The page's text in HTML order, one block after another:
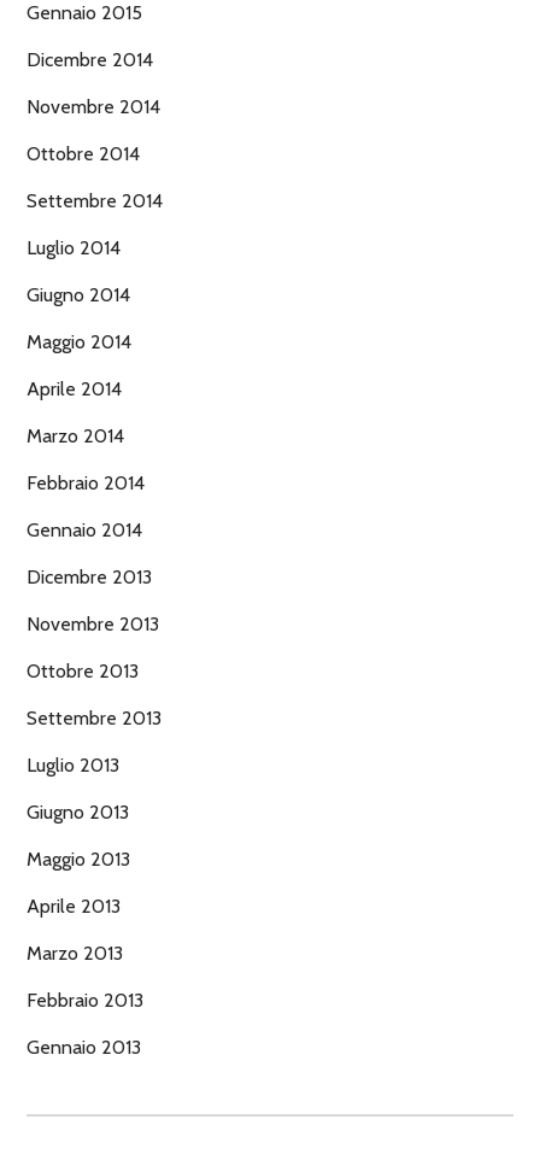
Gennaio 2015
Dicembre 2014
Novembre 2014
Ottobre 2014
Settembre 2014
Luglio 2014
Giugno 2014
Maggio 2014
Aprile 2014
Marzo 2014
Febbraio 2014
Gennaio 2014
Dicembre 2013
Novembre 2013
Ottobre 2013
Settembre 2013
Luglio 2013
Giugno 2013
Maggio 2013
Aprile 2013
Marzo 2013
Febbraio 2013
Gennaio 2013